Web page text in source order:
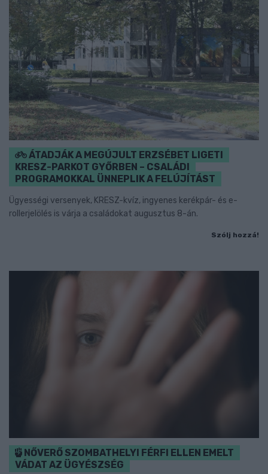
ÁTADJÁK A MEGÚJULT ERZSÉBET LIGETI
KRESZ-PARKOT GYŐRBEN – CSALÁDI
PROGRAMOKKAL ÜNNEPLIK A FELÚJÍTÁST
Ügyességi versenyek, KRESZ-kvíz, ingyenes kerékpár- és e-
rollerjelölés is várja a családokat augusztus 8-án.
Szólj hozzá!
NŐVERŐ SZOMBATHELYI FÉRFI ELLEN EMELT
VÁDAT AZ ÜGYÉSZSÉG